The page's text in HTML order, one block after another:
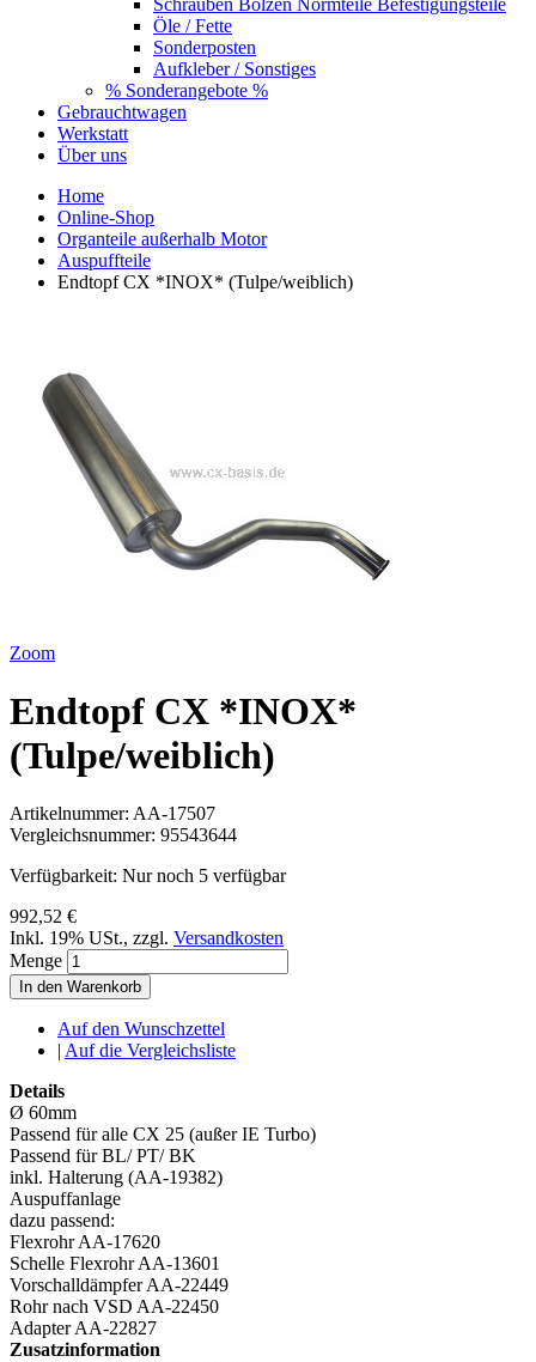
Öle / Fette
Sonderposten
Aufkleber / Sonstiges
% Sonderangebote %
Gebrauchtwagen
Werkstatt
Über uns
Home
Online-Shop
Organteile außerhalb Motor
Auspuffteile
Endtopf CX *INOX* (Tulpe/weiblich)
Zoom
Endtopf CX *INOX*
(Tulpe/weiblich)
Artikelnummer: AA-17507
Vergleichsnummer: 95543644
Verfügbarkeit: Nur noch 5 verfügbar
992,52 €
Inkl. 19% USt., zzgl. Versandkosten
Menge
In den Warenkorb
Auf den Wunschzettel
| Auf die Vergleichsliste
Details
Ø 60mm
Passend für alle CX 25 (außer IE Turbo)
Passend für BL/ PT/ BK
inkl. Halterung (AA-19382)
Auspuffanlage
dazu passend:
Flexrohr AA-17620
Schelle Flexrohr AA-13601
Vorschalldämpfer AA-22449
Rohr nach VSD AA-22450
Adapter AA-22827
Zusatzinformation